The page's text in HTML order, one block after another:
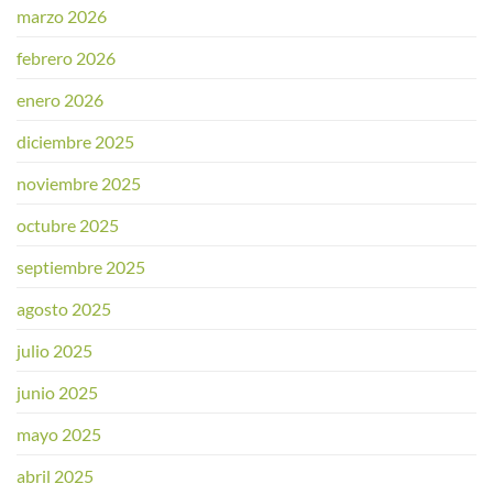
marzo 2026
febrero 2026
enero 2026
diciembre 2025
noviembre 2025
octubre 2025
septiembre 2025
agosto 2025
julio 2025
junio 2025
mayo 2025
abril 2025